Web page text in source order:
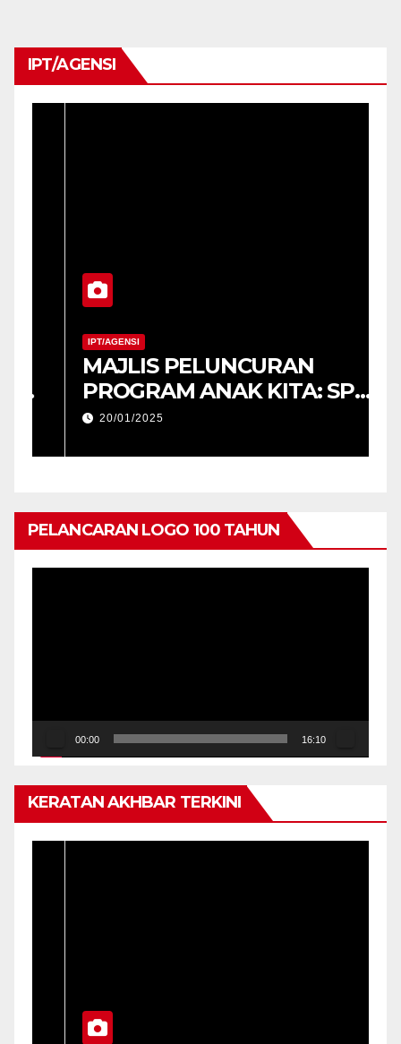
IPT/AGENSI
IPT/AGENSI
MAJLIS PELUNCURAN
PROGRAM ANAK KITA: SPM
2025 (USM) DAN
20/01/2025
PELANCARAN LOGO 100 TAHUN
00:00 16:10
KERATAN AKHBAR TERKINI